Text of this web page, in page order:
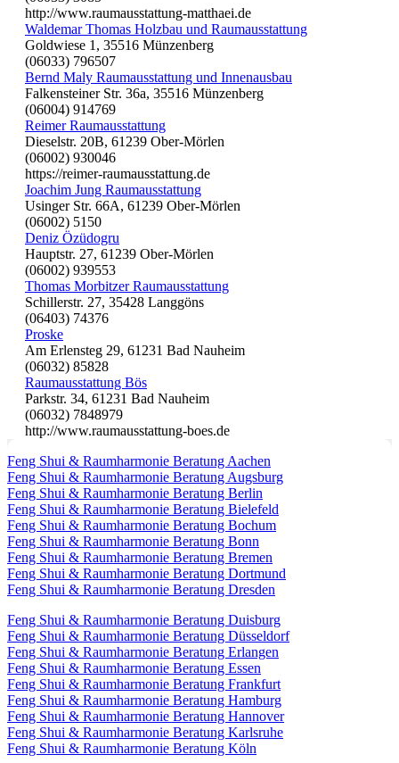
http://www.raumausstattung-matthaei.de
Waldemar Thomas Holzbau und Raumausstattung
Goldwiese 1, 35516 Münzenberg
(06033) 796507
Bernd Maly Raumausstattung und Innenausbau
Falkensteiner Str. 36a, 35516 Münzenberg
(06004) 914769
Reimer Raumausstattung
Dieselstr. 20B, 61239 Ober-Mörlen
(06002) 930046
https://reimer-raumausstattung.de
Joachim Jung Raumausstattung
Usinger Str. 66A, 61239 Ober-Mörlen
(06002) 5150
Deniz Özüdogru
Hauptstr. 27, 61239 Ober-Mörlen
(06002) 939553
Thomas Morbitzer Raumausstattung
Schillerstr. 27, 35428 Langgöns
(06403) 74376
Proske
Am Erlensteg 29, 61231 Bad Nauheim
(06032) 85828
Raumausstattung Bös
Parkstr. 34, 61231 Bad Nauheim
(06032) 7848979
http://www.raumausstattung-boes.de
Feng Shui & Raumharmonie Beratung Aachen
Feng Shui & Raumharmonie Beratung Augsburg
Feng Shui & Raumharmonie Beratung Berlin
Feng Shui & Raumharmonie Beratung Bielefeld
Feng Shui & Raumharmonie Beratung Bochum
Feng Shui & Raumharmonie Beratung Bonn
Feng Shui & Raumharmonie Beratung Bremen
Feng Shui & Raumharmonie Beratung Dortmund
Feng Shui & Raumharmonie Beratung Dresden
Feng Shui & Raumharmonie Beratung Duisburg
Feng Shui & Raumharmonie Beratung Düsseldorf
Feng Shui & Raumharmonie Beratung Erlangen
Feng Shui & Raumharmonie Beratung Essen
Feng Shui & Raumharmonie Beratung Frankfurt
Feng Shui & Raumharmonie Beratung Hamburg
Feng Shui & Raumharmonie Beratung Hannover
Feng Shui & Raumharmonie Beratung Karlsruhe
Feng Shui & Raumharmonie Beratung Köln